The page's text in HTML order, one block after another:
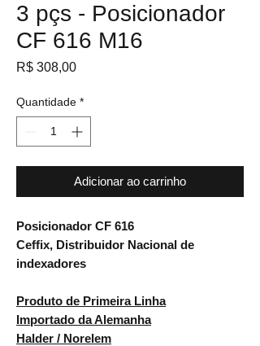
3 pçs - Posicionador
CF 616 M16
R$ 308,00Preço
Quantidade *
Adicionar ao carrinho
Posicionador CF 616
Ceffix, Distribuidor Nacional de
indexadores
Produto de Primeira Linha
Importado da Alemanha
Halder / Norelem